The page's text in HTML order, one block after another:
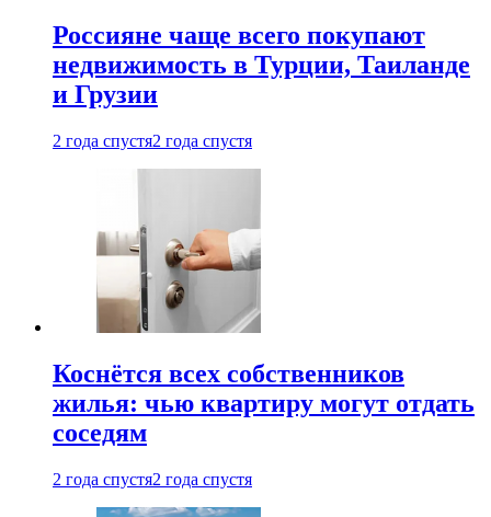
Россияне чаще всего покупают
недвижимость в Турции, Таиланде
и Грузии
2 года спустя2 года спустя
Коснётся всех собственников
жилья: чью квартиру могут отдать
соседям
2 года спустя2 года спустя